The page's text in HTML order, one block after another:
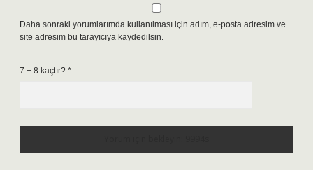
Daha sonraki yorumlarımda kullanılması için adım, e-posta adresim ve
site adresim bu tarayıcıya kaydedilsin.
7 + 8 kaçtır? *